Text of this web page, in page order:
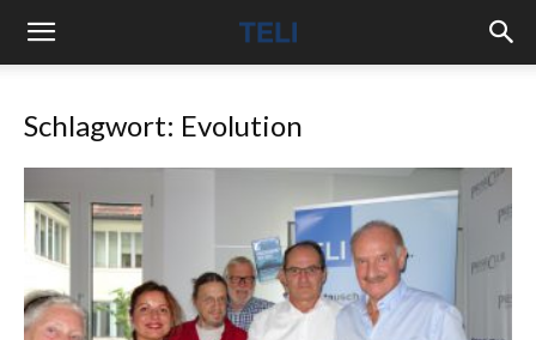
Schlagwort: Evolution